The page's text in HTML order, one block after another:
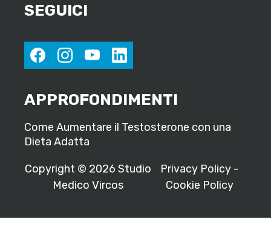
SEGUICI
facebookinstagramyoutubelinkedin
APPROFONDIMENTI
Come Aumentare il Testosterone con una
Dieta Adatta
Copyright © 2026 Studio
Medico Vircos
Privacy Policy -
Cookie Policy